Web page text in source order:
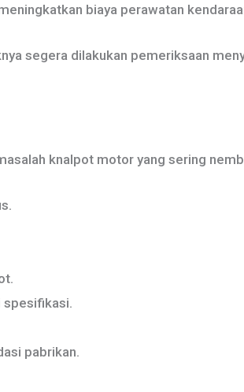
biaya perawatan
segera dilakukan pemeriksaan
knalpot motor yang sering
spesifikasi.
pabrikan.